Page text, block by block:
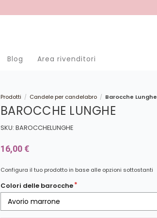
Blog Area rivenditori
Prodotti / Candele per candelabro / Barocche Lunghe
BAROCCHE LUNGHE
SKU: BAROCCHELUNGHE
16,00 €
Configura il tuo prodotto in base alle opzioni sottostanti
Colori delle barocche
Avorio marrone